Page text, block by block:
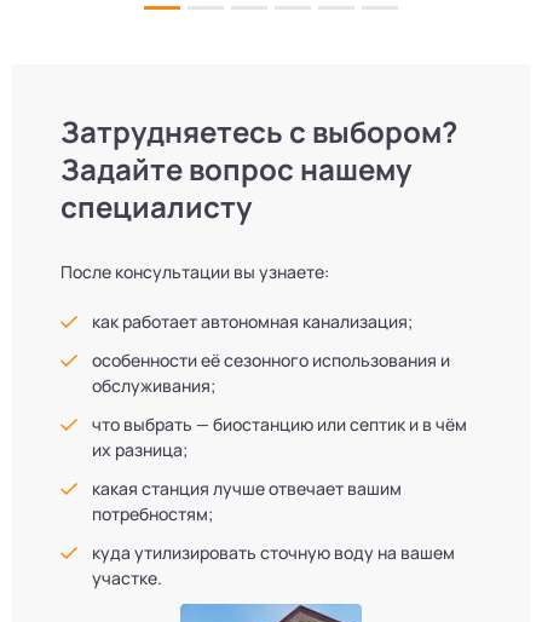
Затрудняетесь с выбором?
Задайте вопрос нашему
специалисту
После консультации вы узнаете:
как работает автономная канализация;
особенности её сезонного использования и
обслуживания;
что выбрать — биостанцию или септик и в чём
их разница;
какая станция лучше отвечает вашим
потребностям;
куда утилизировать сточную воду на вашем
участке.